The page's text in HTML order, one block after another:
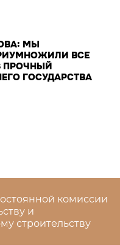
МЫ
ВСЕ
ПРОЧНЫЙ
ГОСУДАРСТВА
комиссии
и
строительству